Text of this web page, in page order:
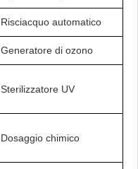
Risciacquo automatico
Generatore di ozono
Sterilizzatore UV
Dosaggio chimico